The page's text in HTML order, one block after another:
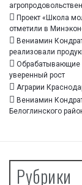
Проект «Школа
отметили в
Вениамин
реализовали
Обрабатывающие
уверенный рост
Аграрии
Вениамин
Белоглинского
Рубрики